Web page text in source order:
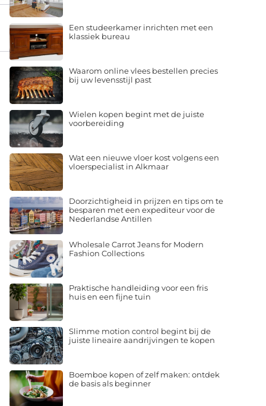
Een studeerkamer inrichten met een
klassiek bureau
Waarom online vlees bestellen precies
bij uw levensstijl past
Wielen kopen begint met de juiste
voorbereiding
Wat een nieuwe vloer kost volgens een
vloerspecialist in Alkmaar
Doorzichtigheid in prijzen en tips om te
besparen met een expediteur voor de
Nederlandse Antillen
Wholesale Carrot Jeans for Modern
Fashion Collections
Praktische handleiding voor een fris
huis en een fijne tuin
Slimme motion control begint bij de
juiste lineaire aandrijvingen te kopen
Boemboe kopen of zelf maken: ontdek
de basis als beginner